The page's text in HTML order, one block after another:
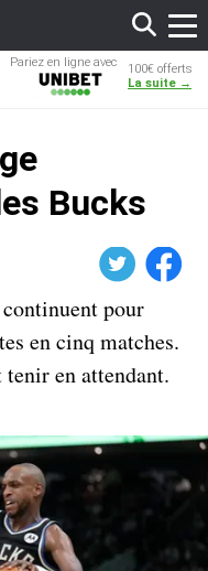
déjà une
Dwane Casey
bientôt coach
Pariez en ligne avec
100€ offerts
La suite →
Bucks
Facebook
pour
en cinq matches.
en attendant.